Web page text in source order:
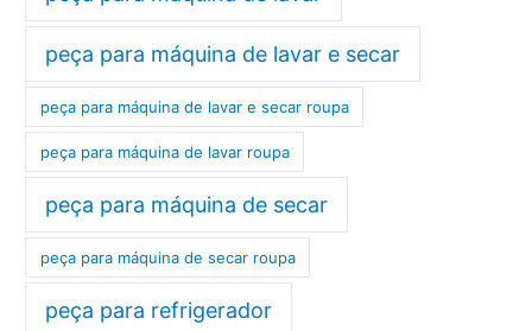
peça para máquina de lavar e secar
peça para máquina de lavar e secar roupa
peça para máquina de lavar roupa
peça para máquina de secar
peça para máquina de secar roupa
peça para refrigerador